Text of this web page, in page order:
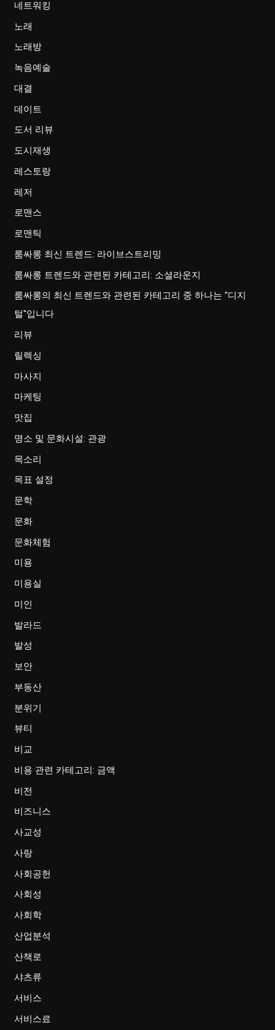
네트워킹
노래
노래방
녹음예술
대결
데이트
도서 리뷰
도시재생
레스토랑
레저
로맨스
로맨틱
룸싸롱 최신 트렌드: 라이브스트리밍
룸싸롱 트렌드와 관련된 카테고리: 소셜라운지
룸싸롱의 최신 트렌드와 관련된 카테고리 중 하나는 "디지
털"입니다
리뷰
릴렉싱
마사지
마케팅
맛집
명소 및 문화시설: 관광
목소리
목표 설정
문학
문화
문화체험
미용
미용실
미인
발라드
발성
보안
부동산
분위기
뷰티
비교
비용 관련 카테고리: 금액
비전
비즈니스
사교성
사랑
사회공헌
사회성
사회학
산업분석
산책로
샤츠류
서비스
서비스료